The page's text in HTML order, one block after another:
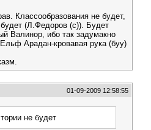
Классообразования не будет,
(Л.Федоров (с)). Будет
Валинор, ибо так задумакно
Арадан-кровавая рука (буу)
01-09-2009 12:58:55
не будет